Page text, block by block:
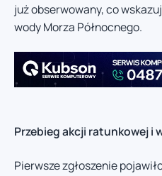
już obserwowany, co
wody Morza Północnego.
Przebieg akcji ratunkowej i
Pierwsze zgłoszenie